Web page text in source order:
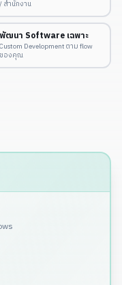
/ สำนักงาน
พัฒนา Software เฉพาะ
Custom Development ตาม flow
ของคุณ